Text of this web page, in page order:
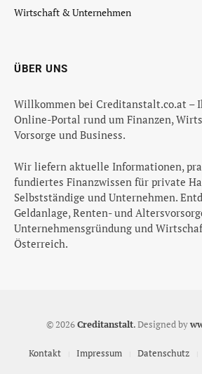
Wirtschaft & Unternehmen
ÜBER UNS
Willkommen bei Creditanstalt.co.at –
Online-Portal rund um Finanzen,
Vorsorge und Business.
Wir liefern aktuelle Informationen,
fundiertes Finanzwissen für private
Selbstständige und Unternehmen.
Geldanlage, Renten- und
Unternehmensgründung und
Österreich.
© 2026Creditanstalt.Designed by
Kontakt Impressum Datenschutz